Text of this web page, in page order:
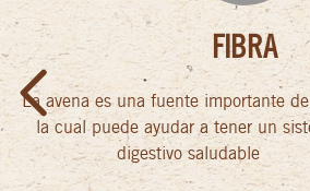
FIBRA
La avena es una fuente importante
la cual puede ayudar a tener un
digestivo saludable
Previous